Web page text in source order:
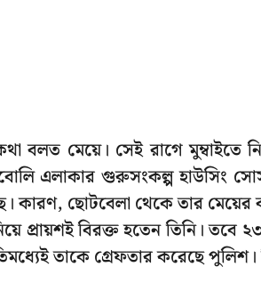
বলত মেয়ে। সেই রাগে
এলাকার গুরুসংকল্প হাউসিং
কারণ, ছোটবেলা থেকে তার
প্রায়শই বিরক্ত হতেন তিনি। তবে
তাকে গ্রেফতার করেছে